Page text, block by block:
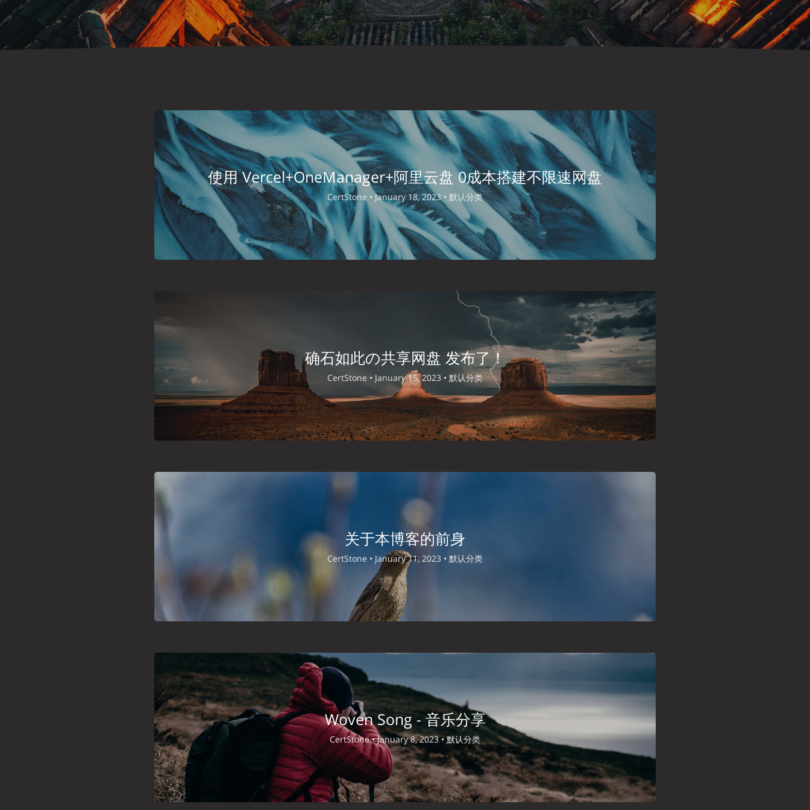
使用 Vercel+OneManager+阿里云盘 0成本搭建不限速网盘
CertStone • January 18, 2023 • 默认分类
确石如此の共享网盘 发布了！
CertStone • January 15, 2023 • 默认分类
关于本博客的前身
CertStone • January 11, 2023 • 默认分类
Woven Song - 音乐分享
CertStone •January 8, 2023 •默认分类